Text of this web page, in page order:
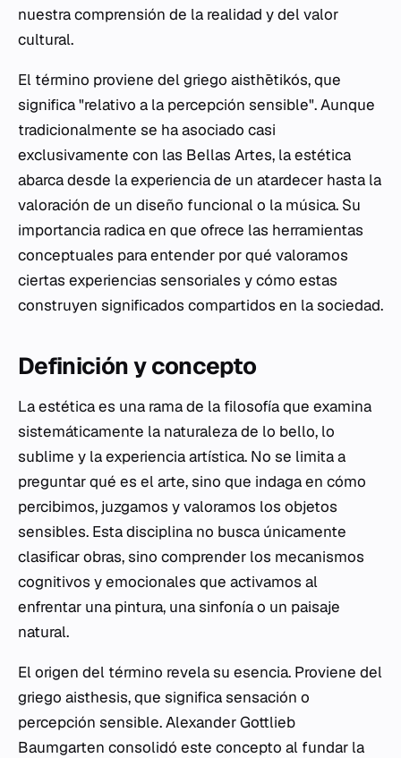
nuestra comprensión de la realidad y del valor
cultural.
El término proviene del griego aisthētikós, que
significa "relativo a la percepción sensible". Aunque
tradicionalmente se ha asociado casi
exclusivamente con las Bellas Artes, la estética
abarca desde la experiencia de un atardecer hasta la
valoración de un diseño funcional o la música. Su
importancia radica en que ofrece las herramientas
conceptuales para entender por qué valoramos
ciertas experiencias sensoriales y cómo estas
construyen significados compartidos en la sociedad.
Definición y concepto
La estética es una rama de la filosofía que examina
sistemáticamente la naturaleza de lo bello, lo
sublime y la experiencia artística. No se limita a
preguntar qué es el arte, sino que indaga en cómo
percibimos, juzgamos y valoramos los objetos
sensibles. Esta disciplina no busca únicamente
clasificar obras, sino comprender los mecanismos
cognitivos y emocionales que activamos al
enfrentar una pintura, una sinfonía o un paisaje
natural.
El origen del término revela su esencia. Proviene del
griego aisthesis, que significa sensación o
percepción sensible. Alexander Gottlieb
Baumgarten consolidó este concepto al fundar la